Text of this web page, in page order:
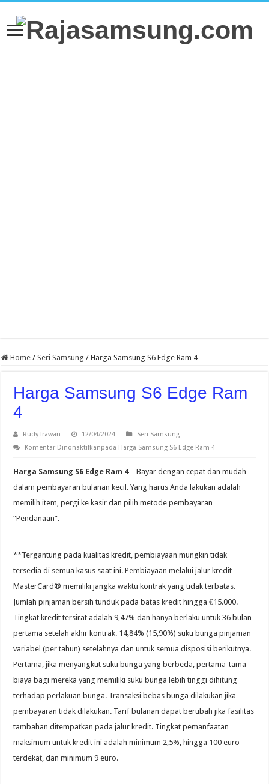
Home / Seri Samsung / Harga Samsung S6 Edge Ram 4
Harga Samsung S6 Edge Ram
4
Rudy Irawan 12/04/2024
Seri Samsung
Komentar Dinonaktifkanpada Harga Samsung S6 Edge Ram 4
Harga Samsung S6 Edge Ram 4– Bayar dengan cepat dan mudah
dalam pembayaran bulanan kecil. Yang harus Anda lakukan adalah
memilih item, pergi ke kasir dan pilih metode pembayaran
“Pendanaan”.
**Tergantung pada kualitas kredit, pembiayaan mungkin tidak
tersedia di semua kasus saat ini. Pembiayaan melalui jalur kredit
MasterCard® memiliki jangka waktu kontrak yang tidak terbatas.
Jumlah pinjaman bersih tunduk pada batas kredit hingga €15.000.
Tingkat kredit tersirat adalah 9,47% dan hanya berlaku untuk 36 bulan
pertama setelah akhir kontrak. 14,84% (15,90%) suku bunga pinjaman
variabel (per tahun) setelahnya dan untuk semua disposisi berikutnya.
Pertama, jika menyangkut suku bunga yang berbeda, pertama-tama
biaya bagi mereka yang memiliki suku bunga lebih tinggi dihitung
terhadap perlakuan bunga. Transaksi bebas bunga dilakukan jika
pembayaran tidak dilakukan. Tarif bulanan dapat berubah jika fasilitas
tambahan ditempatkan pada jalur kredit. Tingkat pemanfaatan
maksimum untuk kredit ini adalah minimum 2,5%, hingga 100 euro
terdekat, dan minimum 9 euro.